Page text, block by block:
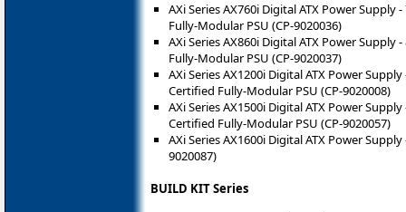
AXi Series AX760i Digital ATX Power Supply
Fully-Modular PSU (CP-9020036)
AXi Series AX860i Digital ATX Power Supply
Fully-Modular PSU (CP-9020037)
AXi Series AX1200i Digital ATX Power
Certified Fully-Modular PSU (CP-9020008)
AXi Series AX1500i Digital ATX Power
Certified Fully-Modular PSU (CP-9020057)
AXi Series AX1600i Digital ATX Power
9020087)
BUILD KIT Series